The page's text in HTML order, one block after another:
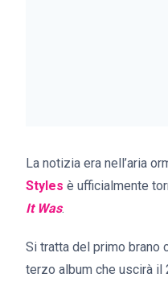
La notizia era nell’aria
Styles è ufficialmente
It Was.
Si tratta del primo brano
terzo album che uscirà il